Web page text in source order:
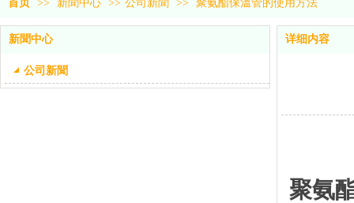
首页 >> 新聞中心 >> 公司新聞 >> 聚氨酯保溫管的使用方法
新聞中心
公司新聞
详细内容
聚氨